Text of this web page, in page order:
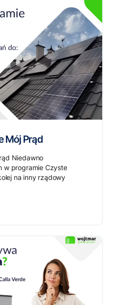
Mój Prąd
Niedawno
w programie Czyste
na inny rządowy